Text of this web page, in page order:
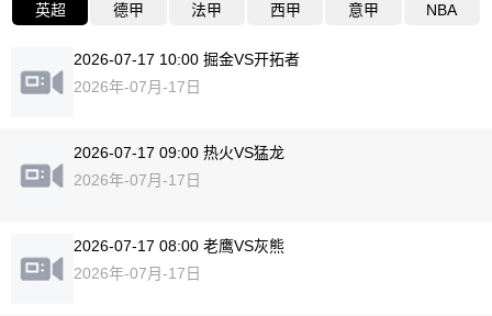
英超 德甲 法甲 西甲 意甲 NBA
2026-07-17 10:00 掘金VS开拓者
2026年-07月-17日
2026-07-17 09:00 热火VS猛龙
2026年-07月-17日
2026-07-17 08:00 老鹰VS灰熊
2026年-07月-17日